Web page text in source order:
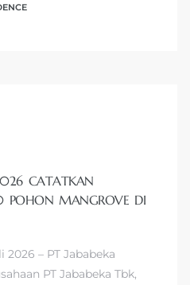
CATATKAN
MANGROVE DI
– PT Jababeka
PT Jababeka Tbk,